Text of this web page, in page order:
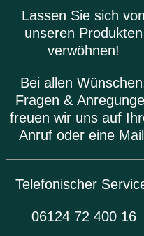
Lassen Sie sich von
unseren Produkten
verwöhnen!
Bei allen
Fragen &
freuen wir uns auf
Anruf oder eine
Telefonischer
06124 72 400 16